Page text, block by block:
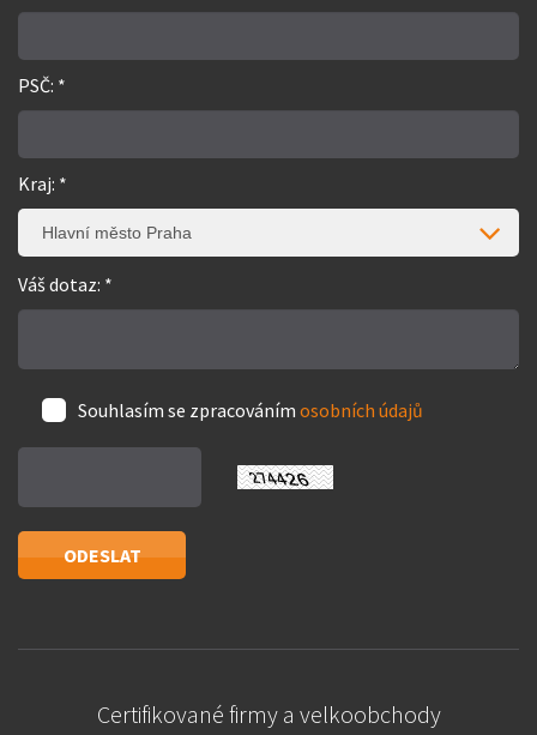
PSČ: *
Kraj: *
Hlavní město Praha
Váš dotaz: *
Souhlasím se zpracováním osobních údajů
Certifikované firmy a velkoobchody